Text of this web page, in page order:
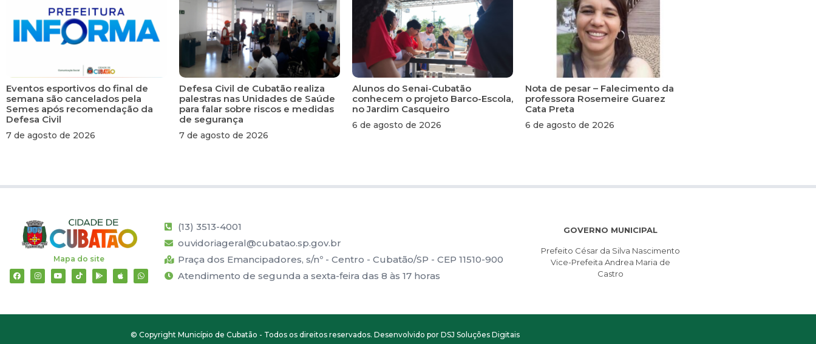
Eventos esportivos do final de
semana são cancelados pela
Semes após recomendação da
Defesa Civil
7 de agosto de 2026
Defesa Civil de Cubatão realiza
palestras nas Unidades de Saúde
para falar sobre riscos e medidas
de segurança
7 de agosto de 2026
Alunos do Senai-Cubatão
conhecem o projeto Barco-Escola,
no Jardim Casqueiro
6 de agosto de 2026
Nota de pesar – Falecimento da
professora Rosemeire Guarez
Cata Preta
6 de agosto de 2026
Mapa do site
(13) 3513-4001
ouvidoriageral@cubatao.sp.gov.br
Praça dos Emancipadores, s/nº - Centro - Cubatão/SP - CEP 11510-900
Atendimento de segunda a sexta-feira das 8 às 17 horas
GOVERNO MUNICIPAL
Prefeito César da Silva Nascimento
Vice-Prefeita Andrea Maria de
Castro
© Copyright Município de Cubatão - Todos os direitos reservados. Desenvolvido por DSJ Soluções Digitais